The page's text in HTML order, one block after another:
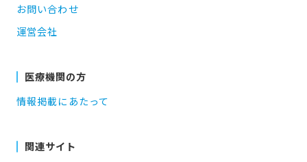
お問い合わせ
運営会社
医療機関の方
情報掲載にあたって
関連サイト